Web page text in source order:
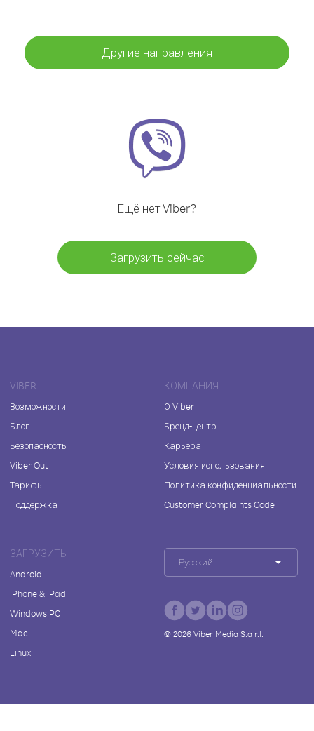
Другие направления
Ещё нет Viber?
Загрузить сейчас
VIBER
Возможности
Блог
Безопасность
Viber Out
Тарифы
Поддержка
КОМПАНИЯ
О Viber
Бренд-центр
Карьера
Условия использования
Политика конфиденциальности
Customer Complaints Code
ЗАГРУЗИТЬ
Android
iPhone & iPad
Windows PC
Mac
Linux
Русский
© 2026Viber Media S.à r.l.